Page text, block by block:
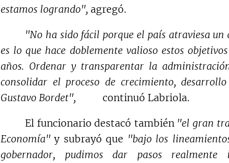
estamos logrando", agregó.
"No ha sido fácil porque el país atraviesa
es lo que hace doblemente valioso estos
años. Ordenar y transparentar la
consolidar el proceso de crecimiento,
Gustavo Bordet",
continuó Labriola.
El funcionario destacó también "el gran
Economía" y subrayó que "bajo los
gobernador, pudimos dar pasos